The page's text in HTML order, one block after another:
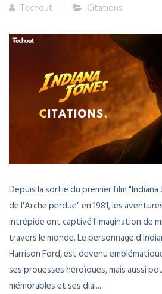
Techout Citations
Depuis la sortie du premier film
de l'Arche perdue" en 1981, les
intrépide ont captivé l'imagination de
travers le monde. Le personnage
Harrison Ford, est devenu
ses prouesses héroïques, mais aussi
mémorables et ses dial...